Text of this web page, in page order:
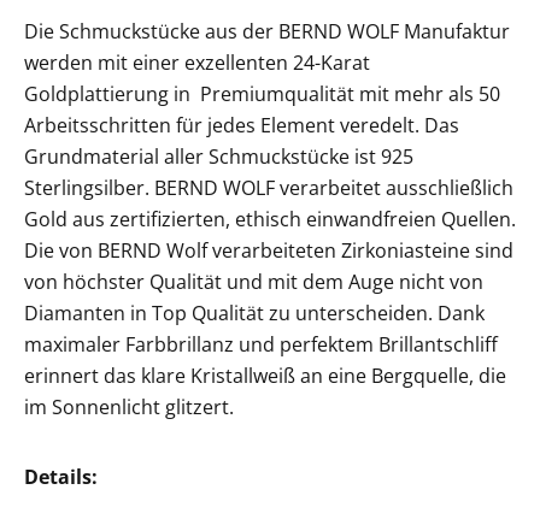
Die Schmuckstücke aus der BERND WOLF Manufaktur
werden mit einer exzellenten 24-Karat
Goldplattierung in Premiumqualität mit mehr als 50
Arbeitsschritten für jedes Element veredelt. Das
Grundmaterial aller Schmuckstücke ist 925
Sterlingsilber. BERND WOLF verarbeitet ausschließlich
Gold aus zertifizierten, ethisch einwandfreien Quellen.
Die von BERND Wolf verarbeiteten Zirkoniasteine sind
von höchster Qualität und mit dem Auge nicht von
Diamanten in Top Qualität zu unterscheiden. Dank
maximaler Farbbrillanz und perfektem Brillantschliff
erinnert das klare Kristallweiß an eine Bergquelle, die
im Sonnenlicht glitzert.
Details: